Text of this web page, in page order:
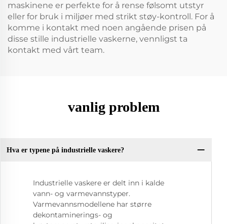
maskinene er perfekte for å rense følsomt utstyr
eller for bruk i miljøer med strikt støy-kontroll. For å
komme i kontakt med noen angående prisen på
disse stille industrielle vaskerne, vennligst ta
kontakt med vårt team.
vanlig problem
Hva er typene på industrielle vaskere?
Industrielle vaskere er delt inn i kalde
vann- og varmevannstyper.
Varmevannsmodellene har større
dekontaminerings- og